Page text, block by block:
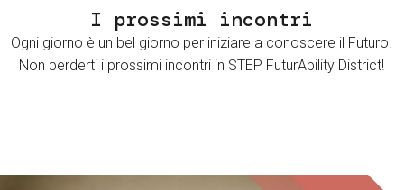
I prossimi incontri
Ogni giorno è un bel giorno per iniziare a conoscere il Futuro.
Non perderti i prossimi incontri in STEP FuturAbility District!